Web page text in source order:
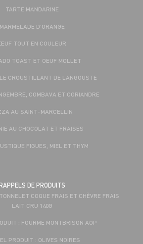
TARTE MANDARINE
MARMELADE D’ORANGE
TOUT EN COULEUR
TOAST ET OEUF MOLLET
CROUSTILLANT DE LANGOUSTE
COMBAVA ET CORIANDRE
AU SAINT-MARCELLIN
AU CHOCOLAT ET FRAISES
FIGUES, MIEL ET THYM
DE PRODUITS
COQUE FRAIS ET CHÈVRE FRAIS
LAIT CRU 140G
: FOURME MONTBRISON AOP
PRODUIT : OLIVES NOIRES